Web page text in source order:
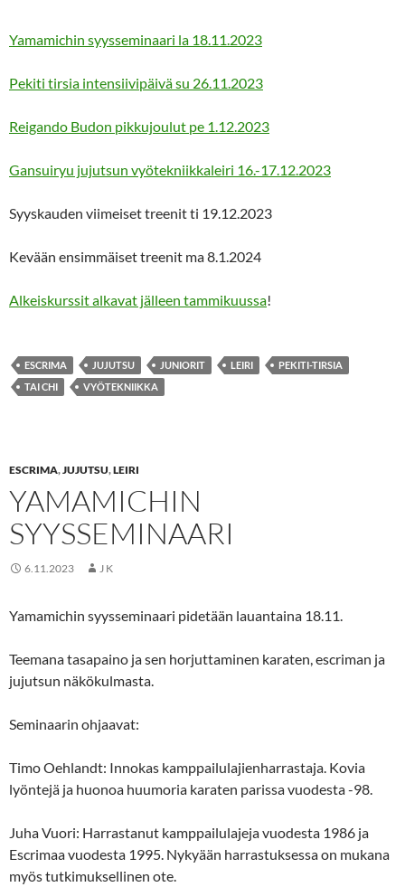
Yamamichin syysseminaari la 18.11.2023
Pekiti tirsia intensiivipäivä su 26.11.2023
Reigando Budon pikkujoulut pe 1.12.2023
Gansuiryu jujutsun vyötekniikkaleiri 16.-17.12.2023
Syyskauden viimeiset treenit ti 19.12.2023
Kevään ensimmäiset treenit ma 8.1.2024
Alkeiskurssit alkavat jälleen tammikuussa!
ESCRIMA JUJUTSU JUNIORIT LEIRI
PEKITI-TIRSIA
TAI CHI
VYÖTEKNIIKKA
ESCRIMA,JUJUTSU,LEIRI
YAMAMICHIN
SYYSSEMINAARI
6.11.2023 J K
Yamamichin syysseminaari pidetään lauantaina 18.11.
Teemana tasapaino ja sen horjuttaminen karaten, escriman ja
jujutsun näkökulmasta.
Seminaarin ohjaavat:
Timo Oehlandt: Innokas kamppailulajienharrastaja. Kovia
lyöntejä ja huonoa huumoria karaten parissa vuodesta -98.
Juha Vuori: Harrastanut kamppailulajeja vuodesta 1986 ja
Escrimaa vuodesta 1995. Nykyään harrastuksessa on mukana
myös tutkimuksellinen ote.